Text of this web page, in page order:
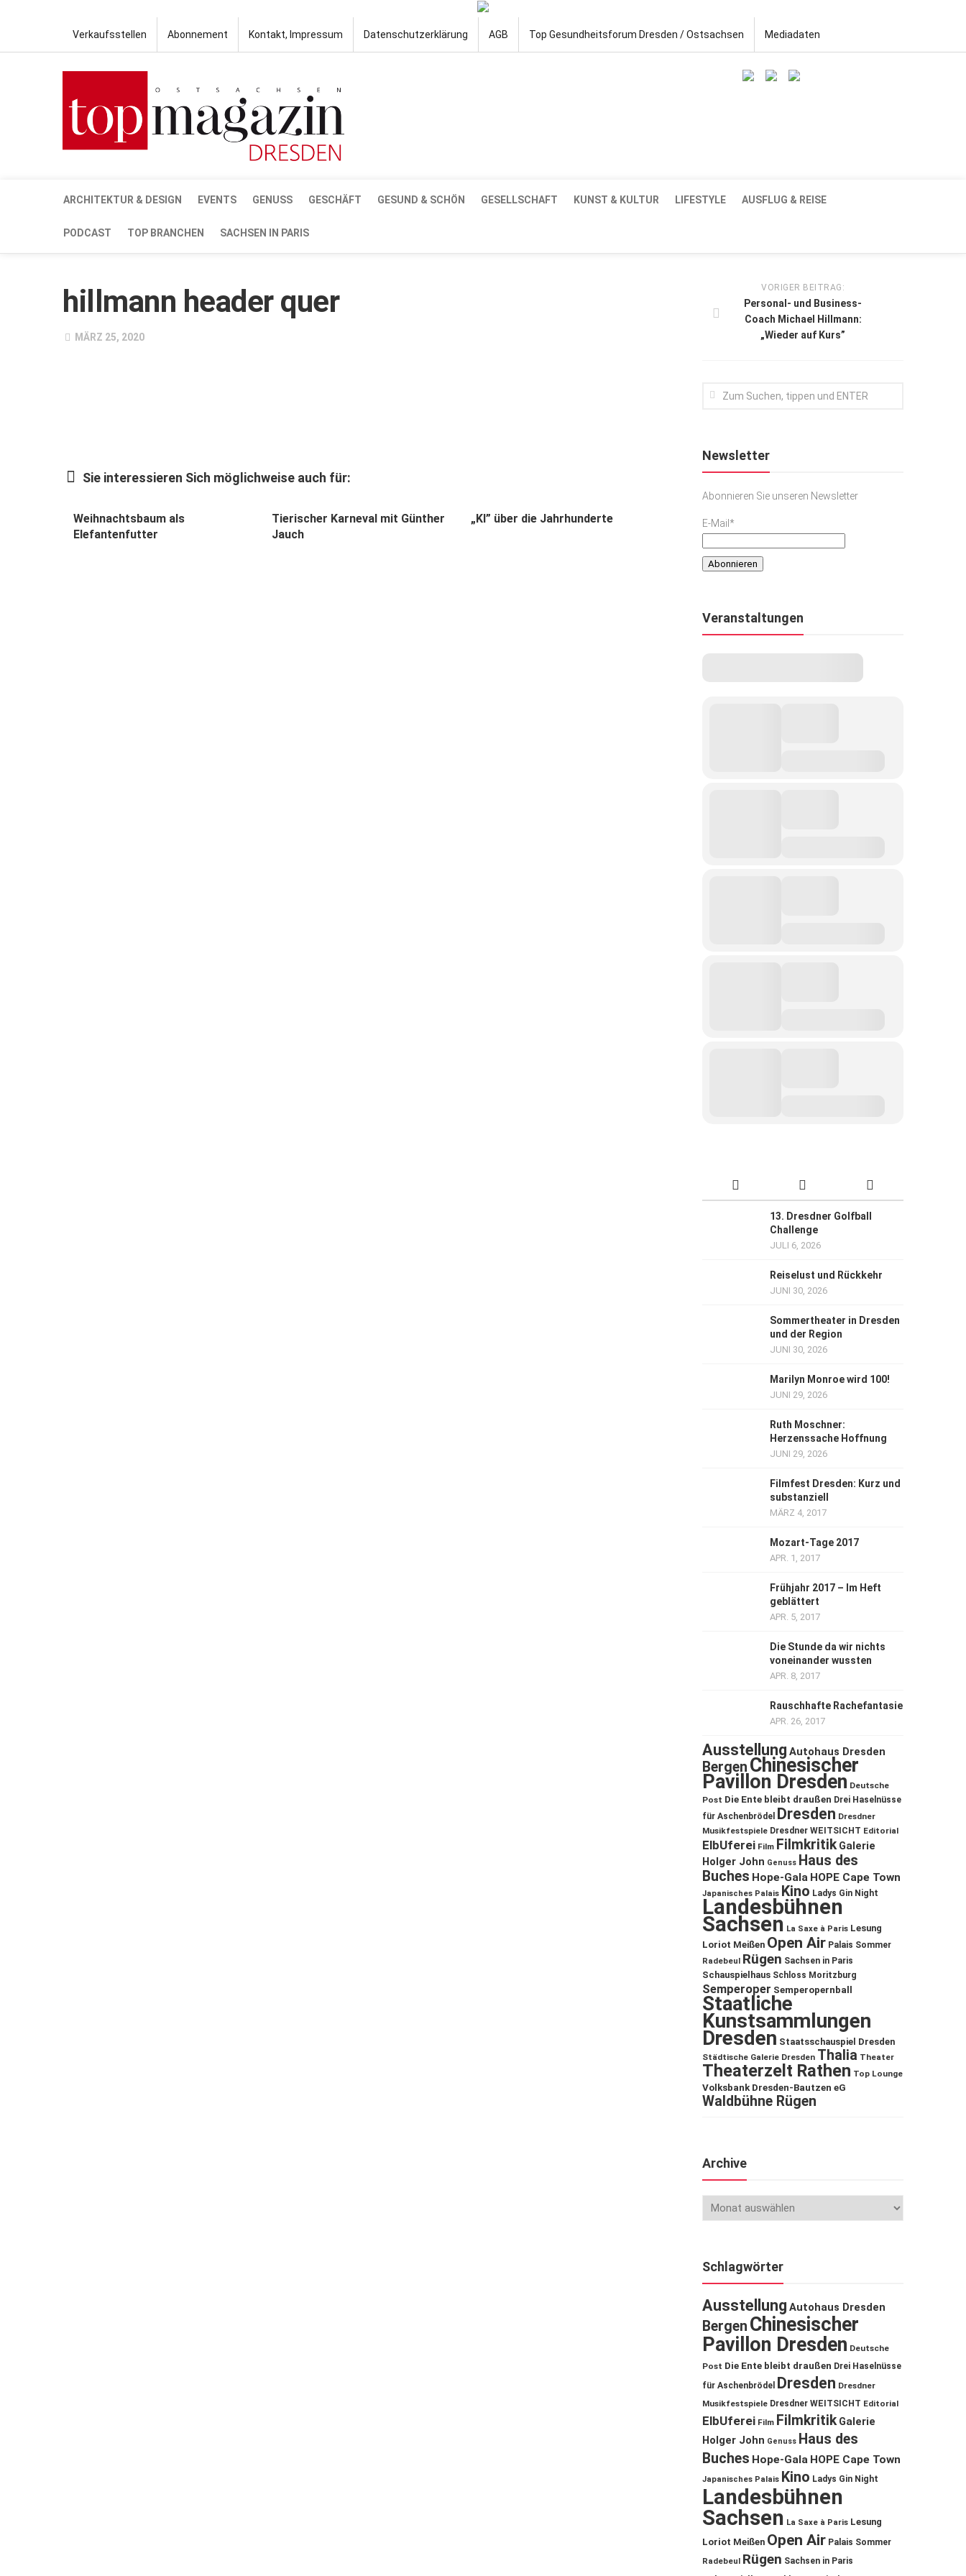
Verkaufsstellen Abonnement Kontakt, Impressum Datenschutzerklärung AGB Top Gesundheitsforum Dresden / Ostsachsen Mediadaten
ARCHITEKTUR & DESIGN EVENTS GENUSS GESCHÄFT GESUND & SCHÖN GESELLSCHAFT KUNST & KULTUR LIFESTYLE AUSFLUG & REISE
PODCAST TOP BRANCHEN SACHSEN IN PARIS
hillmann header quer
MÄRZ 25, 2020
Sie interessieren Sich möglichweise auch für:
Weihnachtsbaum als
Elefantenfutter
Tierischer Karneval mit Günther
Jauch
„KI” über die Jahrhunderte
VORIGER BEITRAG:
Personal- und Business-
Coach Michael Hillmann:
„Wieder auf Kurs”
Newsletter
Abonnieren Sie unseren Newsletter
E-Mail*
Veranstaltungen
13. Dresdner Golfball
Challenge
JULI 6, 2026
Reiselust und Rückkehr
JUNI 30, 2026
Sommertheater in Dresden
und der Region
JUNI 30, 2026
Marilyn Monroe wird 100!
JUNI 29, 2026
Ruth Moschner:
Herzenssache Hoffnung
JUNI 29, 2026
Filmfest Dresden: Kurz und
substanziell
MÄRZ 4, 2017
Mozart-Tage 2017
APR. 1, 2017
Frühjahr 2017 – Im Heft
geblättert
APR. 5, 2017
Die Stunde da wir nichts
voneinander wussten
APR. 8, 2017
Rauschhafte Rachefantasie
APR. 26, 2017
Ausstellung Autohaus Dresden
Bergen Chinesischer
Pavillon Dresden Deutsche
Post Die Ente bleibt draußen Drei Haselnüsse
für Aschenbrödel
Dresden Dresdner
Musikfestspiele Dresdner WEITSICHT Editorial
ElbUferei Film Filmkritik Galerie
Holger John Genuss Haus des
Buches Hope-Gala HOPE Cape Town
Japanisches Palais Kino Ladys Gin Night
Landesbühnen
Sachsen La Saxe à Paris Lesung
Loriot Meißen Open Air Palais Sommer
Radebeul Rügen Sachsen in Paris
Schauspielhaus Schloss Moritzburg
Semperoper Semperopernball
Staatliche
Kunstsammlungen
Dresden Staatsschauspiel Dresden
Städtische Galerie Dresden Thalia Theater
Theaterzelt Rathen Top Lounge
Volksbank Dresden-Bautzen eG
Waldbühne Rügen
Archive
Schlagwörter
Ausstellung Autohaus Dresden
Bergen Chinesischer
Pavillon Dresden Deutsche
Post Die Ente bleibt draußen Drei Haselnüsse
für Aschenbrödel
Dresden Dresdner
Musikfestspiele Dresdner WEITSICHT Editorial
ElbUferei Film Filmkritik Galerie
Holger John Genuss Haus des
Buches Hope-Gala HOPE Cape Town
Japanisches Palais Kino Ladys Gin Night
Landesbühnen
Sachsen La Saxe à Paris Lesung
Loriot Meißen Open Air Palais Sommer
Radebeul Rügen Sachsen in Paris